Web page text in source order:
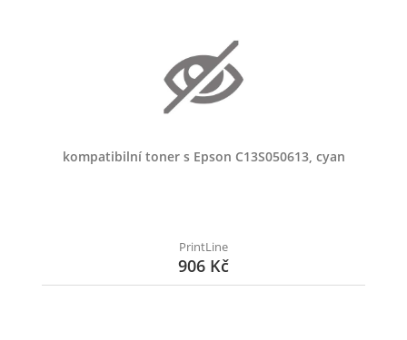
kompatibilní toner s Epson C13S050613, cyan
PrintLine
906 Kč